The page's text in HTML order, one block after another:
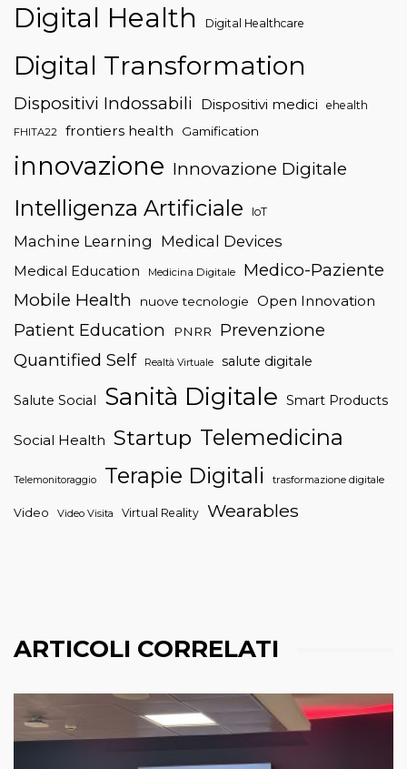
Digital Health Digital Healthcare
Digital Transformation
Dispositivi Indossabili Dispositivi medici ehealth
FHITA22 frontiers health Gamification
innovazione Innovazione Digitale
Intelligenza Artificiale IoT
Machine Learning Medical Devices
Medical Education Medicina Digitale
Medico-Paziente
Mobile Health
nuove tecnologie Open Innovation
Patient Education PNRR
Prevenzione
Quantified Self
Realtà Virtuale salute digitale
Salute Social Sanità Digitale Smart Products
Social Health Startup Telemedicina
Telemonitoraggio Terapie Digitali trasformazione digitale
Video Video Visita Virtual Reality Wearables
ARTICOLI CORRELATI